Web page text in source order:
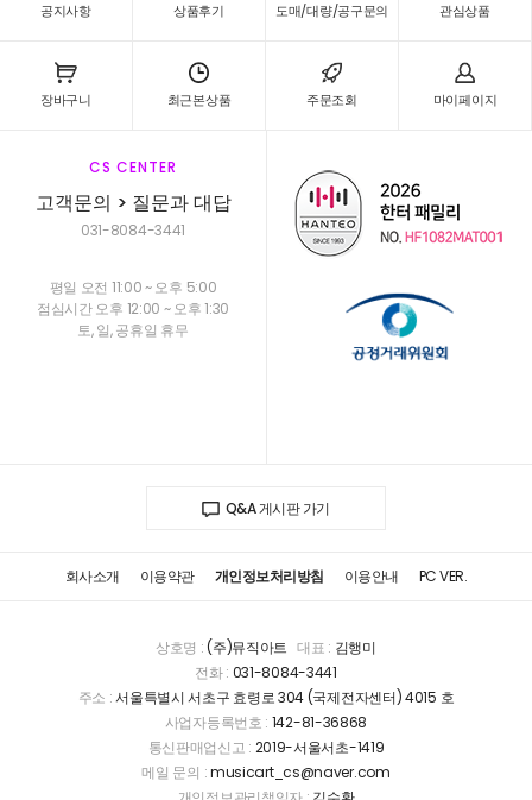
공지사항 상품후기 도매/대량/공구문의 관심상품
장바구니 최근본상품 주문조회 마이페이지
CS CENTER
고객문의 > 질문과 대답
031-8084-3441
평일 오전 11:00 ~ 오후 5:00
점심시간 오후 12:00 ~ 오후 1:30
토, 일, 공휴일 휴무
Q&A 게시판 가기
회사소개 이용약관 개인정보처리방침 이용안내 PC VER.
상호명 :(주)뮤직아트 대표 : 김행미
전화 : 031-8084-3441
주소 :서울특별시 서초구 효령로 304 (국제전자센터) 4015 호
사업자등록번호 : 142-81-36868
통신판매업신고 : 2019-서울서초-1419
메일 문의 :musicart_cs@naver.com